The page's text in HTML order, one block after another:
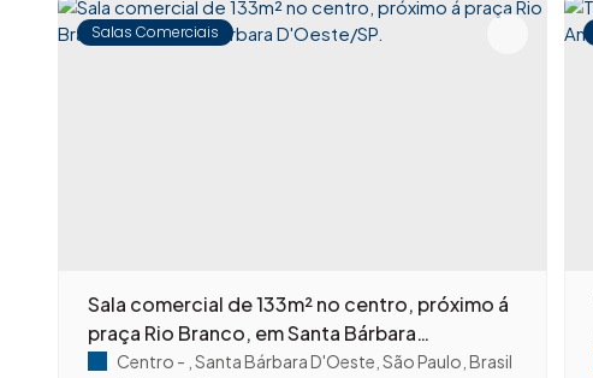
Salas Comerciais
Sala comercial de 133m² no centro, próximo á
praça Rio Branco, em Santa Bárbara
D'Oeste/SP.
Centro ,Santa Bárbara D'Oeste ,São Paulo ,Brasil